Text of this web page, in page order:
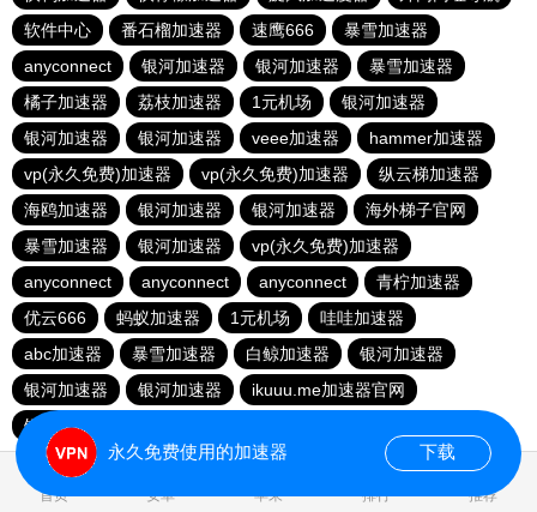
软件中心
番石榴加速器 速鹰666
暴雪加速器
anyconnect
银河加速器 银河加速器
暴雪加速器
橘子加速器
荔枝加速器 1元机场
银河加速器
银河加速器
银河加速器 veee加速器
hammer加速器
vp(永久免费)加速器
vp(永久免费)加速器
纵云梯加速器
海鸥加速器
银河加速器 银河加速器
海外梯子官网
暴雪加速器
银河加速器
vp(永久免费)加速器
anyconnect
anyconnect anyconnect
青柠加速器
优云666
蚂蚁加速器 1元机场
哇哇加速器
abc加速器
暴雪加速器 白鲸加速器
银河加速器
银河加速器
银河加速器
ikuuu.me加速器官网
银河加速器
首页 安卓 苹果 排行 推荐
永久免费使用的加速器 下载
0.820596s